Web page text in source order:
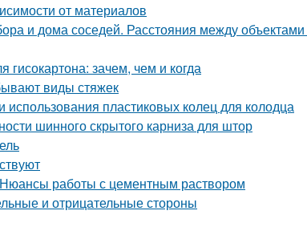
от материалов
и дома соседей. Расстояния между объектами
гисокартона: зачем, чем и когда
виды стяжек
пластиковых колец для колодца
шинного скрытого карниза для штор
работы с цементным раствором
и отрицательные стороны